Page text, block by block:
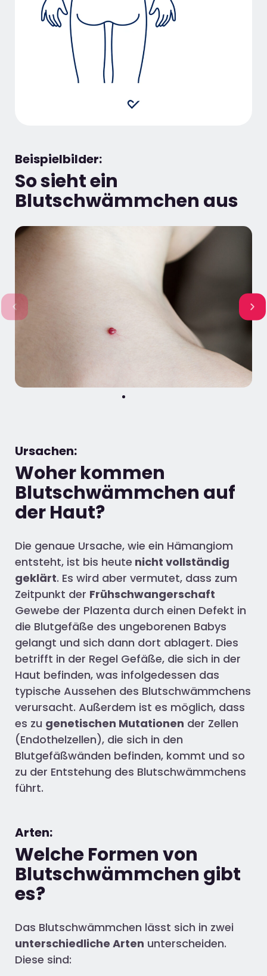
Beispielbilder:
So sieht ein
Blutschwämmchen aus
Ursachen:
Woher kommen
Blutschwämmchen auf
der Haut?
Die genaue Ursache, wie ein Hämangiom
entsteht, ist bis heute nicht vollständig
geklärt. Es wird aber vermutet, dass zum
Zeitpunkt der Frühschwangerschaft
Gewebe der Plazenta durch einen Defekt in
die Blutgefäße des ungeborenen Babys
gelangt und sich dann dort ablagert. Dies
betrifft in der Regel Gefäße, die sich in der
Haut befinden, was infolgedessen das
typische Aussehen des Blutschwämmchens
verursacht. Außerdem ist es möglich, dass
es zu genetischen Mutationen der Zellen
(Endothelzellen), die sich in den
Blutgefäßwänden befinden, kommt und so
zu der Entstehung des Blutschwämmchens
führt.
Arten:
Welche Formen von
Blutschwämmchen gibt
es?
Das Blutschwämmchen lässt sich in zwei
unterschiedliche Arten unterscheiden.
Diese sind: